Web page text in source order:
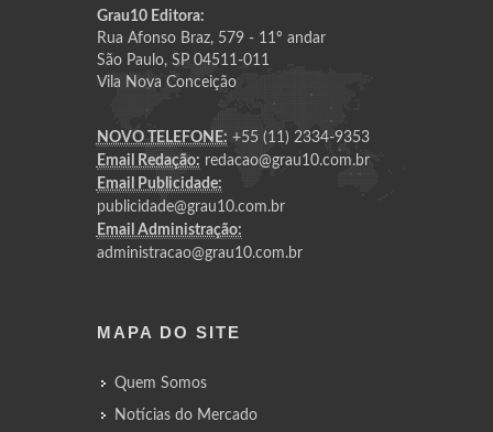
Grau10 Editora:
Rua Afonso Braz, 579 - 11º andar
São Paulo, SP 04511-011
Vila Nova Conceição
NOVO TELEFONE: +55 (11) 2334-9353
Email Redação: redacao@grau10.com.br
Email Publicidade:
publicidade@grau10.com.br
Email Administração:
administracao@grau10.com.br
MAPA DO SITE
Quem Somos
Notícias do Mercado